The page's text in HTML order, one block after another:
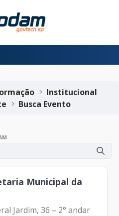
Institucional
Busca Evento
Municipal da
Jardim, 36 – 2° andar